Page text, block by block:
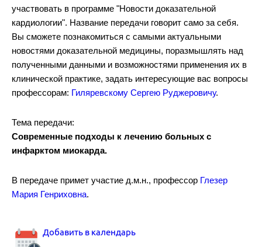
Рекомендации по диагностике и лечению тромбоэмболии
участвовать в программе "Новости доказательной
кардиологии". Название передачи говорит само за себя.
Вы сможете познакомиться с самыми актуальными
новостями доказательной медицины, поразмышлять над
полученными данными и возможностями применения их в
клинической практике, задать интересующие вас вопросы
профессорам: Гиляревскому Сергею Руджеровичу.
Тема передачи:
Современные подходы к лечению больных с
инфарктом миокарда.
В передаче примет участие д.м.н., профессор Глезер
Мария Генриховна.
Добавить в календарь